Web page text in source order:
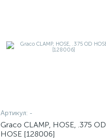
Артикул: -
Graco CLAMP, HOSE, .375 OD
HOSE [128006]